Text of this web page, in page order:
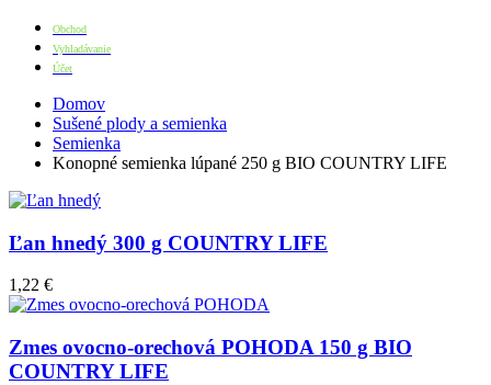
Obchod
Vyhladávanie
Účet
Domov
Sušené plody a semienka
Semienka
Konopné semienka lúpané 250 g BIO COUNTRY LIFE
Ľan hnedý 300 g COUNTRY LIFE
1,22 €
Zmes ovocno-orechová POHODA 150 g BIO
COUNTRY LIFE